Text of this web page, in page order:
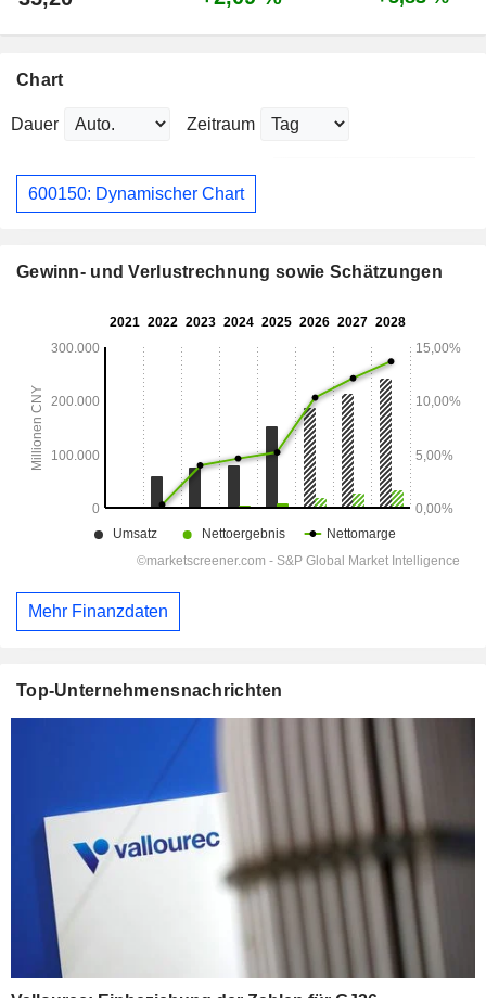
Chart
Dauer Zeitraum
600150: Dynamischer Chart
Gewinn- und Verlustrechnung sowie Schätzungen
Mehr Finanzdaten
Top-Unternehmensnachrichten